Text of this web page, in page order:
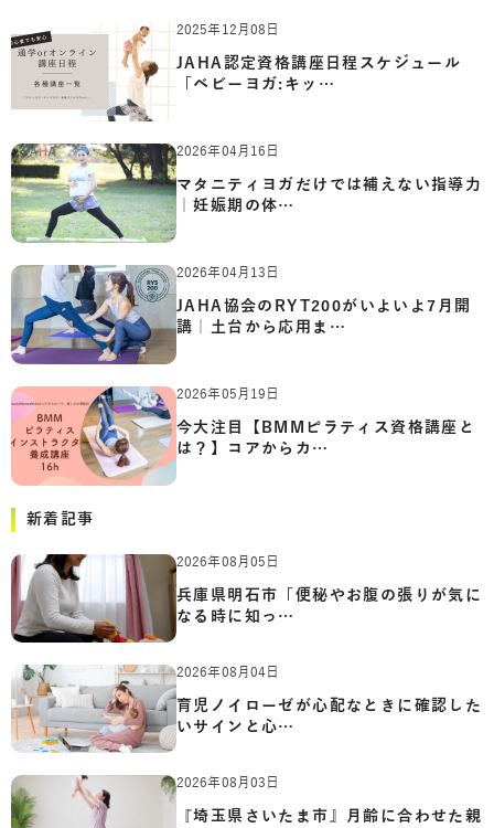
2025年12月08日
JAHA認定資格講座日程スケジュール
「ベビーヨガ:キッ…
2026年04月16日
マタニティヨガだけでは補えない指導力
｜妊娠期の体…
2026年04月13日
JAHA協会のRYT200がいよいよ7月開
講｜土台から応用ま…
2026年05月19日
今大注目【BMMピラティス資格講座と
は？】コアからカ…
新着記事
2026年08月05日
兵庫県明石市「便秘やお腹の張りが気に
なる時に知っ…
2026年08月04日
育児ノイローゼが心配なときに確認した
いサインと心…
2026年08月03日
『埼玉県さいたま市』月齢に合わせた親